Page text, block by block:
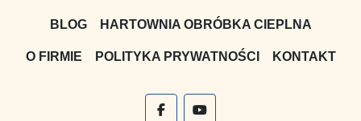
BLOG HARTOWNIA OBRÓBKA CIEPLNA
O FIRMIE POLITYKA PRYWATNOŚCI KONTAKT
facebookyoutube